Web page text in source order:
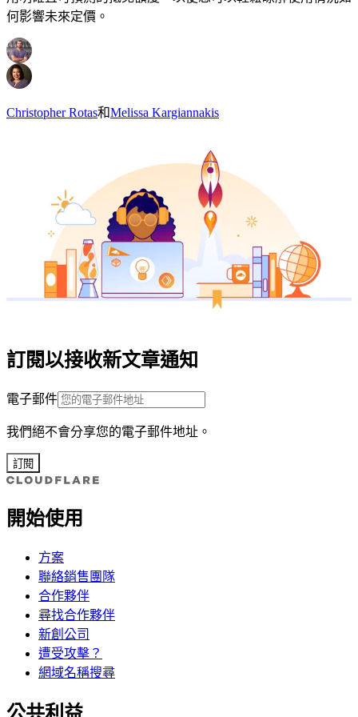
何影響未來定價。
Christopher Rotas和Melissa Kargiannakis
訂閱以接收新文章通知
電子郵件
我們絕不會分享您的電子郵件地址。
訂閱
開始使用
方案
聯絡銷售團隊
合作夥伴
尋找合作夥伴
新創公司
遭受攻擊？
網域名稱搜尋